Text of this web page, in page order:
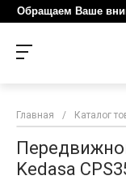
Обращаем Ваше
Главная / Каталог
Kedasa